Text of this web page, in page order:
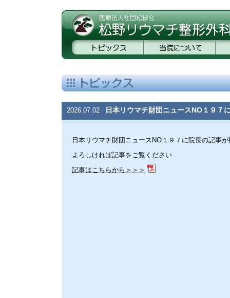
2026.07.02 日本リウマチ財団ニュースNO１９７
日本リウマチ財団ニュースNO１９７に院長の記事
よろしければ記事をご覧ください
記事はこちらから＞＞＞